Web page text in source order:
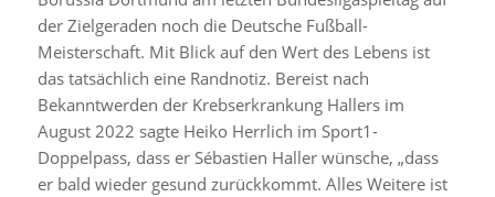
der Zielgeraden noch die Deutsche Fußball-
Meisterschaft. Mit Blick auf den Wert des Lebens ist
das tatsächlich eine Randnotiz. Bereist nach
Bekanntwerden der Krebserkrankung Hallers im
August 2022 sagte Heiko Herrlich im Sport1-
Doppelpass, dass er Sébastien Haller wünsche, „dass
er bald wieder gesund zurückkommt. Alles Weitere ist